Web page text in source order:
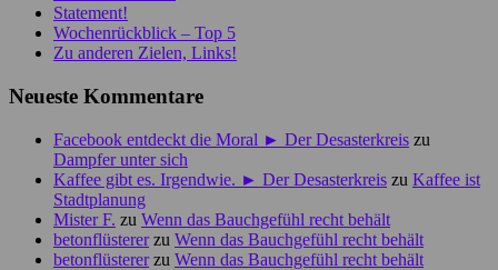
Statement!
Wochenrückblick – Top 5
Zu anderen Zielen, Links!
Neueste Kommentare
Facebook entdeckt die Moral ► Der Desasterkreis zu
Dampfer unter sich
Kaffee gibt es. Irgendwie. ► Der Desasterkreis zu Kaffee ist
Stadtplanung
Mister F. zu Wenn das Bauchgefühl recht behält
betonflüstererzu Wenn das Bauchgefühl recht behält
betonflüstererzu Wenn das Bauchgefühl recht behält